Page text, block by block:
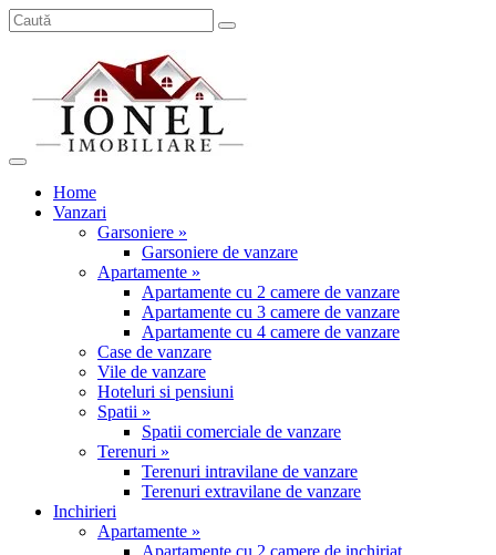
Home
Vanzari
Garsoniere »
Garsoniere de vanzare
Apartamente »
Apartamente cu 2 camere de vanzare
Apartamente cu 3 camere de vanzare
Apartamente cu 4 camere de vanzare
Case de vanzare
Vile de vanzare
Hoteluri si pensiuni
Spatii »
Spatii comerciale de vanzare
Terenuri »
Terenuri intravilane de vanzare
Terenuri extravilane de vanzare
Inchirieri
Apartamente »
Apartamente cu 2 camere de inchiriat